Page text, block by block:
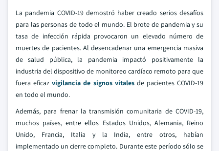
La pandemia COVID-19 demostró haber creado serios desafíos
para las personas de todo el mundo. El brote de pandemia y su
tasa de infección rápida provocaron un elevado número de
muertes de pacientes. Al desencadenar una emergencia masiva
de salud pública, la pandemia impactó positivamente la
industria del dispositivo de monitoreo cardíaco remoto para que
fuera eficazvigilancia de signos vitalesde pacientes COVID-19
en todo el mundo.
Además, para frenar la transmisión comunitaria de COVID-19,
muchos países, entre ellos Estados Unidos, Alemania, Reino
Unido, Francia, Italia y la India, entre otros, habían
implementado un cierre completo. Durante este período sólo se